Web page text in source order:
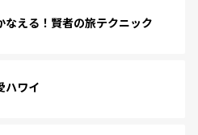
なえる！賢者の旅テクニック
ハワイ